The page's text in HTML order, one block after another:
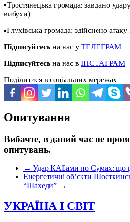
▪️Тростянецька громада: завдано
вибухи).
▪️Глухівська громада: здійснено
Підписуйтесь на нас у ТЕЛЕГРАМ
Підписуйтесь на нас в ІНСТАГРАМ
Поділитися в соціальних мережах
Опитування
Вибачте, в даний час не
опитувань.
← Удар КАБами по Сумах: що
Енергетичні об’єкти
“Шахеди” →
УКРАЇНА І СВІТ